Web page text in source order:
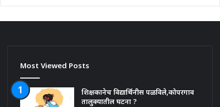
Most Viewed Posts
शिक्षकानेच विद्यार्थिनीस पळविले,कोपरगाव
तालुक्यातील घटना ?